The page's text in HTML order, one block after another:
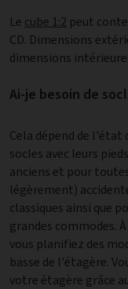
Le cube 1:2 peut
CD. Dimensions
dimensions
Ai-je besoin de
Cela dépend de l'état
socles avec leurs
anciens et pour
légèrement)
classiques ainsi que
grandes commodes.
vous planifiez des
basse de l'étagère.
votre étagère grâce